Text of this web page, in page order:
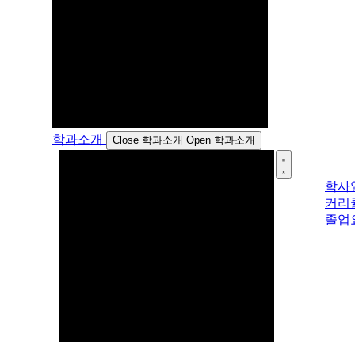
학과소개 Close 학과소개 Open 학과소개
학사
커리
졸업